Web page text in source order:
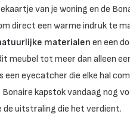
van je woning en de
direct een warme indruk te
materialen en een
meubel tot meer dan alleen
een eyecatcher die elke hal
kapstok vandaag nog
de uitstraling die het verdient.